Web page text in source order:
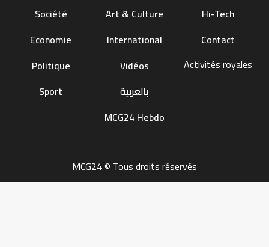
Société
Economie
Politique
Sport
Art & Culture
International
Vidéos
بالعربية
MCG24 Hebdo
Hi-Tech
Contact
Activités royales
MCG24 © Tous droits réservés